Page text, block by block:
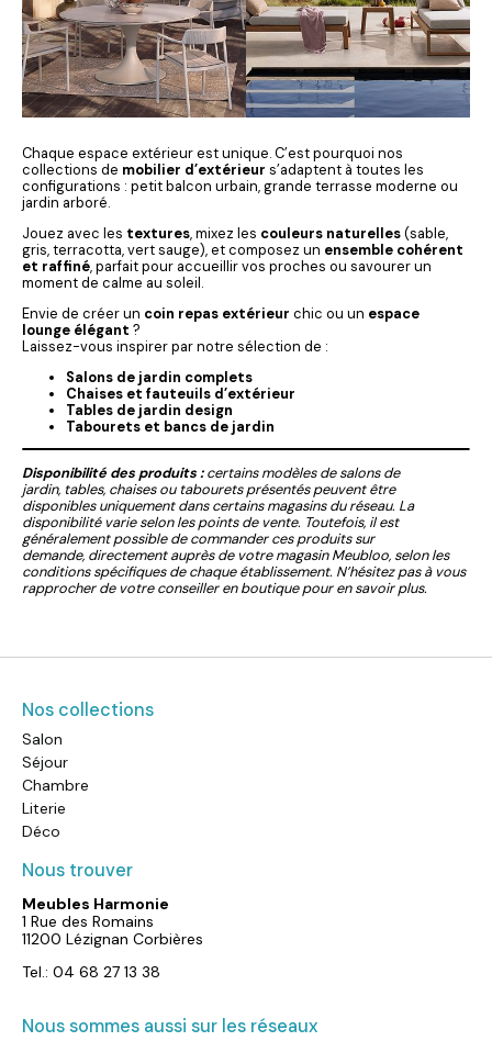
Chaque espace extérieur est unique. C’est pourquoi nos
collections de mobilier d’extérieur s’adaptent à toutes les
configurations : petit balcon urbain, grande terrasse moderne ou
jardin arboré.
Jouez avec les textures, mixez les couleurs naturelles(sable,
gris, terracotta, vert sauge), et composez un ensemble cohérent
et raffiné, parfait pour accueillir vos proches ou savourer un
moment de calme au soleil.
Envie de créer un coin repas extérieur chic ou un espace
lounge élégant ?
Laissez-vous inspirer par notre sélection de :
Salons de jardin complets
Chaises et fauteuils d’extérieur
Tables de jardin design
Tabourets et bancs de jardin
Disponibilité des produits :certains modèles de salons de
jardin, tables, chaises ou tabourets présentés peuvent être
disponibles uniquement dans certains magasins du réseau. La
disponibilité varie selon les points de vente. Toutefois, il est
généralement possible de commander ces produits sur
demande, directement auprès de votre magasin Meubloo, selon les
conditions spécifiques de chaque établissement. N’hésitez pas à vous
rapprocher de votre conseiller en boutique pour en savoir plus.
Nos collections
Salon
Séjour
Chambre
Literie
Déco
Nous trouver
Meubles Harmonie
1 Rue des Romains
11200 Lézignan Corbières
Tel.: 04 68 27 13 38
Nous sommes aussi sur les réseaux